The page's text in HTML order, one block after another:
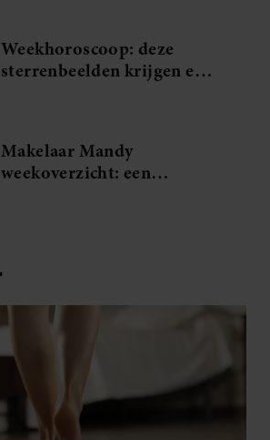
Weekhoroscoop: deze
sterrenbeelden krijgen een
Makelaar Mandy
weekoverzicht: een